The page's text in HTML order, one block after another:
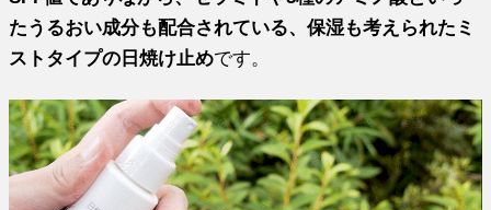
たうるおい成分も配合されている、保湿も考えられたミ
ストタイプの日焼け止めです。